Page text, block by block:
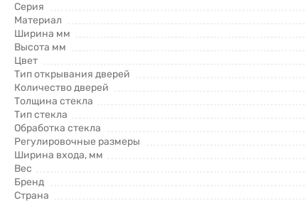
Серия
Материал
Ширина мм
Высота мм
Цвет
Тип открывания дверей
Количество дверей
Толщина стекла
Тип стекла
Обработка стекла
Регулировочные размеры
Ширина входа, мм
Вес
Бренд
Страна